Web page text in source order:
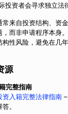
投资者会寻求独立法
常来自投资结构、资
，而非申请程序本身
构性风险，避免在几
源
完整指南
资入籍完整法律指南–
。